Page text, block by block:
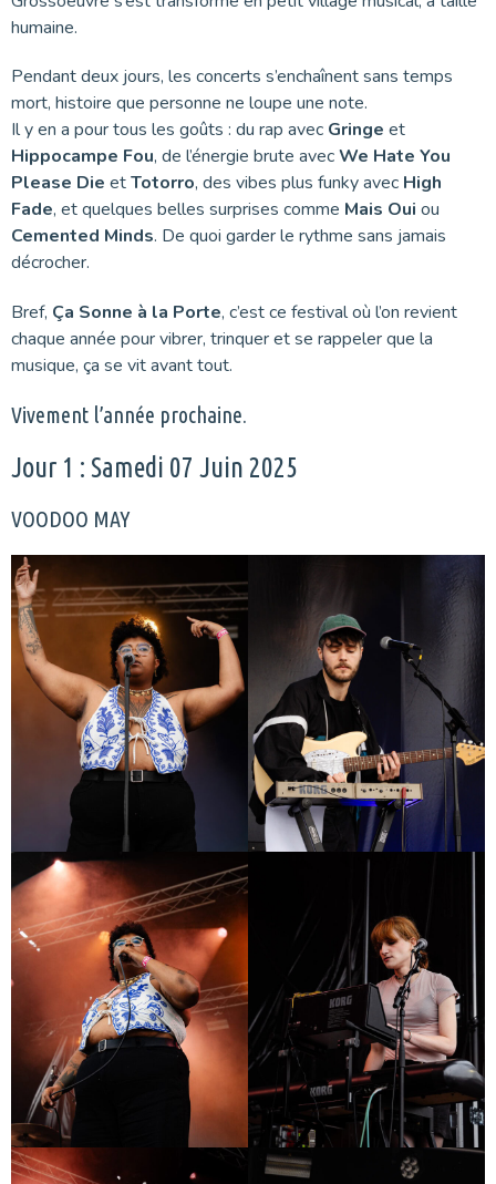
humaine.
Pendant deux jours, les concerts s’enchaînent sans temps
mort, histoire que personne ne loupe une note.
Il y en a pour tous les goûts : du rap avec Gringe et
Hippocampe Fou, de l’énergie brute avecWe Hate You
Please Die etTotorro, des vibes plus funky avec High
Fade, et quelques belles surprises comme Mais Oui ou
Cemented Minds. De quoi garder le rythme sans jamais
décrocher.
Bref, Ça Sonne à la Porte, c’est ce festival où l’on revient
chaque année pour vibrer, trinquer et se rappeler que la
musique, ça se vit avant tout.
Vivement l’année prochaine.
Jour 1 : Samedi 07 Juin 2025
VOODOO MAY